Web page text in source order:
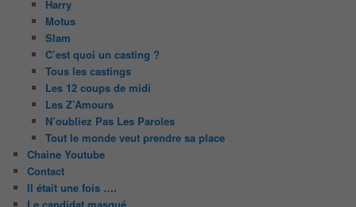
Harry
Motus
Slam
C’est quoi un casting ?
Tous les castings
Les 12 coups de midi
Les Z’Amours
N’oubliez Pas Les Paroles
Tout le monde veut prendre sa place
Chaine Youtube
Contact
Il était une fois ….